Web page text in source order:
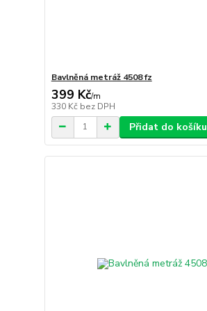
Bavlněná metráž 4508 fz
399 Kč/m
330 Kč bez DPH
Přidat do košíku